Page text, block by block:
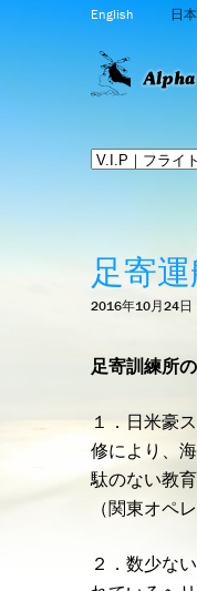
English 日
足寄
2016年10月24日
足寄訓練所
１．日米豪
修により、
駄のない教
（関東オペ
２．数少な